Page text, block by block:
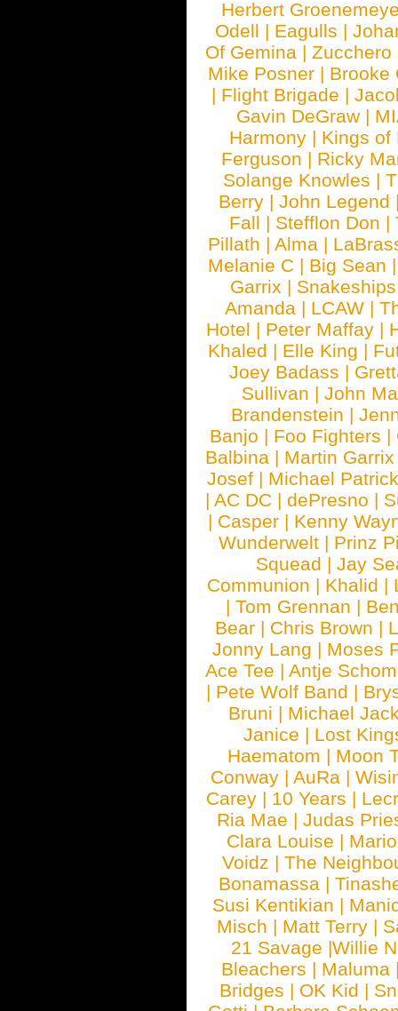
Herbert
Odell | Eagulls |
Of Gemina |Zucchero
Mike Posner | Brooke
| Flight Brigade |
Gavin DeGraw |
Harmony | Kings of
Ferguson | Ricky
Solange Knowles |
Berry |John Legend
Fall | Stefflon Don |
Pillath |Alma |
Melanie C | Big Sean
Garrix |
Amanda | LCAW |
Hotel | Peter Maffay |
Khaled | Elle King |
Joey Badass |
Sullivan | John
Brandenstein |
Banjo | Foo Fighters |
Balbina | Martin
Josef | Michael
|AC DC |dePresno |
| Casper | Kenny
Wunderwelt | Prinz
Squead |Jay
Communion | Khalid |
|Tom Grennan |
Bear | Chris Brown |
Jonny Lang | Moses
Ace Tee |Antje
| Pete Wolf Band |
Bruni | Michael
Janice | Lost
Haematom | Moon
Conway |AuRa |
Carey | 10 Years |
Ria Mae |Judas
Clara Louise |
Voidz |The
Bonamassa |
Susi Kentikian |
Misch | Matt Terry |
21 Savage |Willie
Bleachers | Maluma
Bridges | OK Kid |